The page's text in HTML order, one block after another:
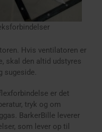
Hvis ventilatoren er
skal den altid udstyres
sugeside.
er det
tryk og om
BarkerBille leverer
som lever op til